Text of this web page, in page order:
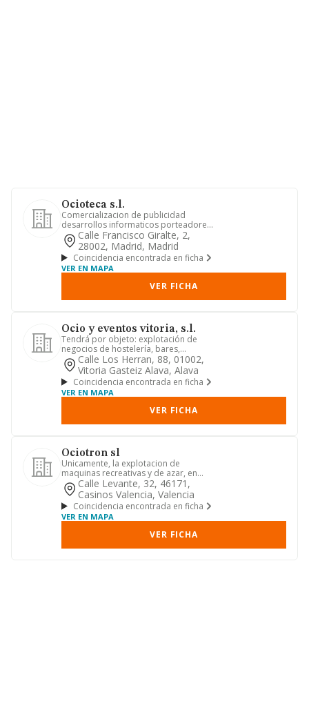
Ocioteca s.l.
Comercializacion de publicidad
desarrollos informaticos porteadores
y distribucion de informacion d...
Calle Francisco Giralte, 2,
28002, Madrid, Madrid
Coincidencia encontrada en ficha
VER EN MAPA
VER FICHA
Ocio y eventos vitoria, s.l.
Tendrá por objeto: explotación de
negocios de hostelería, bares,
restaurantes, cafeterías, pubs, di...
Calle Los Herran, 88, 01002,
Vitoria Gasteiz Alava, Alava
Coincidencia encontrada en ficha
VER EN MAPA
VER FICHA
Ociotron sl
Unicamente, la explotacion de
maquinas recreativas y de azar, en
establecimiento propio o ajeno, y,...
Calle Levante, 32, 46171,
Casinos Valencia, Valencia
Coincidencia encontrada en ficha
VER EN MAPA
VER FICHA